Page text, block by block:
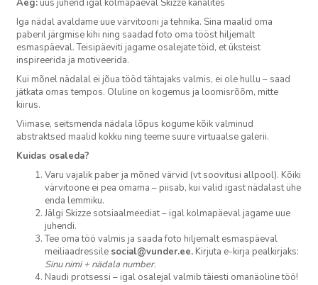
Aeg:uus juhend igal kolmapäeval Skizze kanalites
Iga nädal avaldame uue värvitooni ja tehnika. Sina maalid oma
paberil järgmise kihi ning saadad foto oma tööst hiljemalt
esmaspäeval. Teisipäeviti jagame osalejate töid, et üksteist
inspireerida ja motiveerida.
Kui mõnel nädalal ei jõua tööd tähtajaks valmis, ei ole hullu – saad
jätkata omas tempos. Oluline on kogemus ja loomisrõõm, mitte
kiirus.
Viimase, seitsmenda nädala lõpus kogume kõik valminud
abstraktsed maalid kokku ning teeme suure virtuaalse galerii.
Kuidas osaleda?
Varu vajalik paber ja mõned värvid (vt soovitusi allpool). Kõiki
värvitoone ei pea omama – piisab, kui valid igast nädalast ühe
enda lemmiku.
Jälgi Skizze sotsiaalmeediat – igal kolmapäeval jagame uue
juhendi.
Tee oma töö valmis ja saada foto hiljemalt esmaspäeval
meiliaadressile social@vunder.ee.Kirjuta e-kirja pealkirjaks:
Sinu nimi + nädala number.
Naudi protsessi – igal osalejal valmib täiesti omanäoline töö!